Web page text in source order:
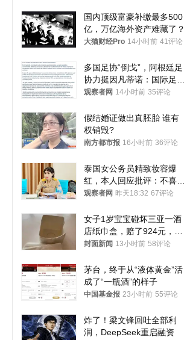
国内顶级富豪补缴最多500
亿，万亿海外资产难藏了？
大猫财经Pro 14小时前 41评论
多国足协“倒戈”，阿根廷足
协力挺因凡蒂诺：国际足联
今后应继续在其领导下前行
观察者网 14小时前 35评论
假结婚证做出真胚胎 谁有
权销毁?
南方都市报 16小时前 36评论
泰国女公务员精致妆容爆
红，本人回应批评：不喜欢
就别看
观察者网 昨天18:32 67评论
女子1岁宝宝碰坏三亚一酒
店纸巾盒，赔了924元，发
帖吐槽后酒店退还一半的
封面新闻 13小时前 58评论
茅台，终于从“液体黄金”活
成了“一瓶酒”的样子
中国基金报 23小时前 55评论
炸了！梁文锋回吐全部利
润，DeepSeek重启融资